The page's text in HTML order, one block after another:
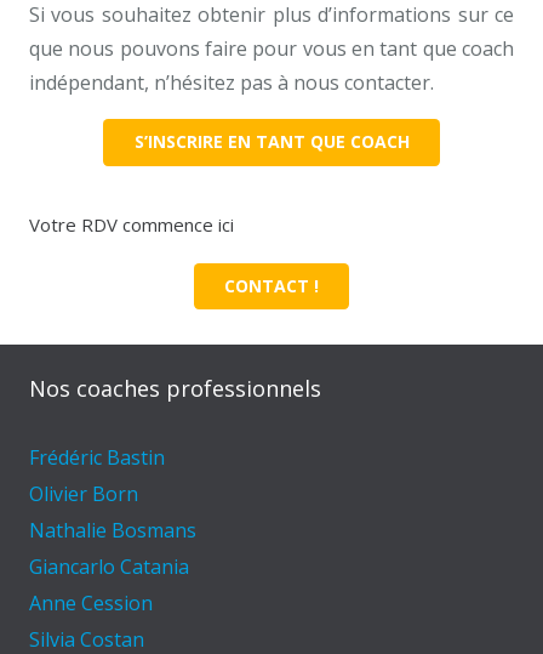
Si vous souhaitez obtenir plus d’informations sur ce
que nous pouvons faire pour vous en tant que coach
indépendant, n’hésitez pas à nous contacter.
S’INSCRIRE EN TANT QUE COACH
Votre RDV commence ici
CONTACT !
Nos coaches professionnels
Frédéric Bastin
Olivier Born
Nathalie Bosmans
Giancarlo Catania
Anne Cession
Silvia Costan